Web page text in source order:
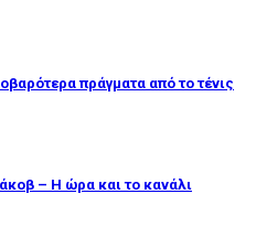
πράγματα από το τένις
– Η ώρα και το κανάλι